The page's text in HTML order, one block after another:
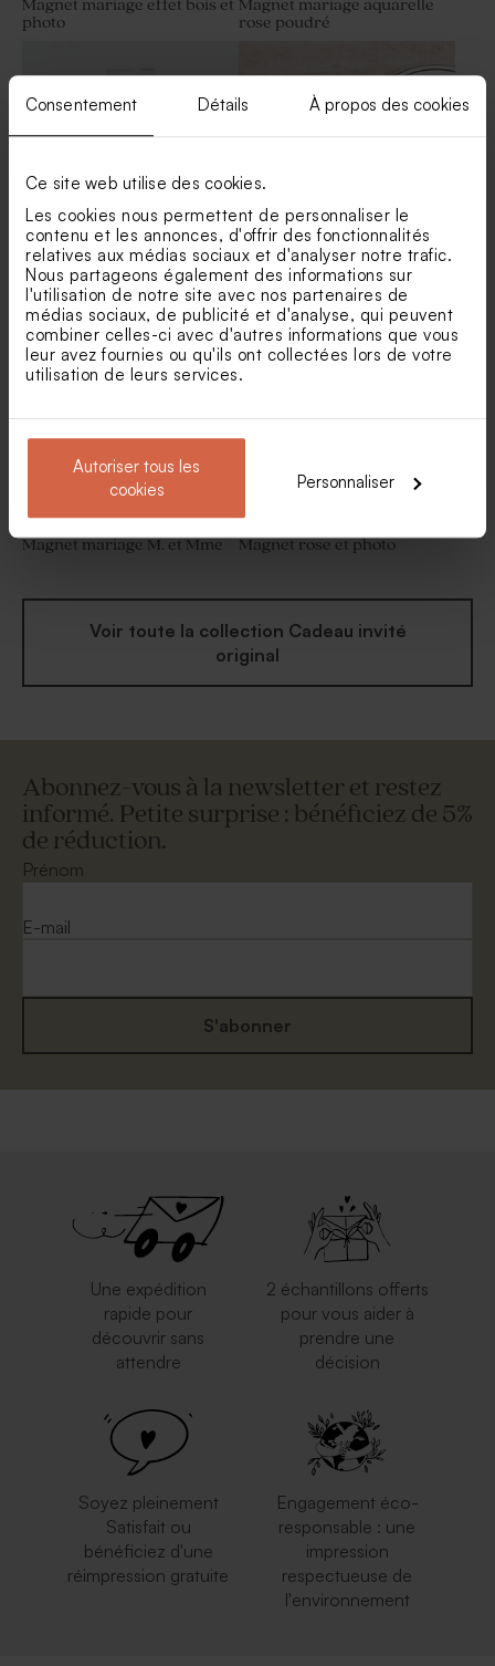
Consentement Détails À propos des cookies
Ce site web utilise des cookies.
Les cookies nous permettent de personnaliser le
contenu et les annonces, d'offrir des fonctionnalités
relatives aux médias sociaux et d'analyser notre trafic.
Nous partageons également des informations sur
l'utilisation de notre site avec nos partenaires de
médias sociaux, de publicité et d'analyse, qui peuvent
combiner celles-ci avec d'autres informations que vous
leur avez fournies ou qu'ils ont collectées lors de votre
utilisation de leurs services.
Autoriser tous les
cookies
Personnaliser
Magnet mariage effet bois et
photo
Magnet mariage aquarelle
rose poudré
Tube à bulles mariage rose
Magnet mariage fleurs
printanières
Magnet mariage M. et Mme Magnet rose et photo
Voir toute la collection Cadeau invité
original
Abonnez-vous à la newsletter et restez
informé. Petite surprise : bénéficiez de 5%
de réduction.
Prénom
E-mail
S'abonner
Une expédition
rapide pour
découvrir sans
attendre
2 échantillons offerts
pour vous aider à
prendre une
décision
Soyez pleinement
Satisfait ou
bénéficiez d'une
réimpression gratuite
Engagement éco-
responsable : une
impression
respectueuse de
l'environnement